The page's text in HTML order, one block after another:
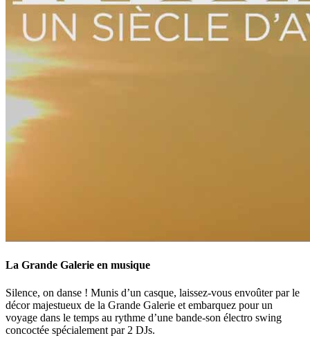
La Grande Galerie en musique
Silence, on danse ! Munis d’un casque, laissez-vous envoûter par le
décor majestueux de la Grande Galerie et embarquez pour un
voyage dans le temps au rythme d’une bande-son électro swing
concoctée spécialement par 2 DJs.